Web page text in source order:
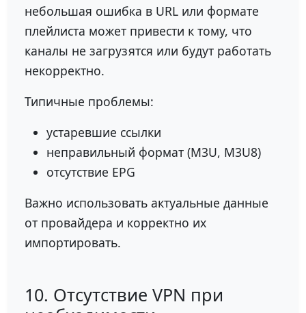
небольшая ошибка в URL или формате
плейлиста может привести к тому, что
каналы не загрузятся или будут работать
некорректно.
Типичные проблемы:
устаревшие ссылки
неправильный формат (M3U, M3U8)
отсутствие EPG
Важно использовать актуальные данные
от провайдера и корректно их
импортировать.
10. Отсутствие VPN при